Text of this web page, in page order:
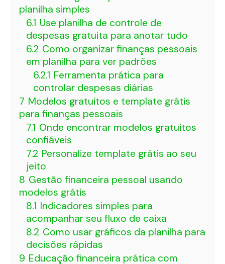
planilha simples
6.1 Use planilha de controle de
despesas gratuita para anotar tudo
6.2 Como organizar finanças pessoais
em planilha para ver padrões
6.2.1 Ferramenta prática para
controlar despesas diárias
7 Modelos gratuitos e template grátis
para finanças pessoais
7.1 Onde encontrar modelos gratuitos
confiáveis
7.2 Personalize template grátis ao seu
jeito
8 Gestão financeira pessoal usando
modelos grátis
8.1 Indicadores simples para
acompanhar seu fluxo de caixa
8.2 Como usar gráficos da planilha para
decisões rápidas
9 Educação financeira prática com